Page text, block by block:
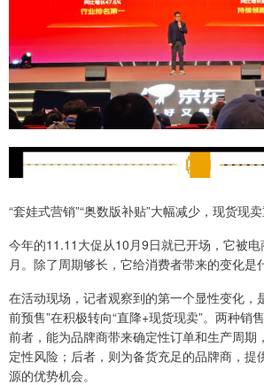
“套娃式营销”“奥数版补贴”大幅减少，现货现
今年的11.11大促从10月9日就已开场，它被
月。除了周期够长，它给消费者带来的变化是
在活动现场，记者观察到的第一个显性变化，
前预售”在积极转向“直降+现货现卖”。两种销
前者，能为品牌商带来确定性订单和生产周期
定性风险；后者，则为备货充足的品牌商，提
源的优势机会。